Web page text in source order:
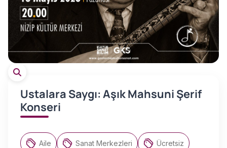
Ustalara Saygı: Aşık Mahsuni Şerif
Konseri
Aile Sanat Merkezleri Ücretsiz